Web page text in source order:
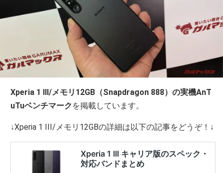
Xperia 1 III/メモリ12GB（Snapdragon 888）の実機AnT
uTuベンチマーク を掲載しています。
↓Xperia 1 III/メモリ12GBの詳細は以下の記事をどうぞ！↓